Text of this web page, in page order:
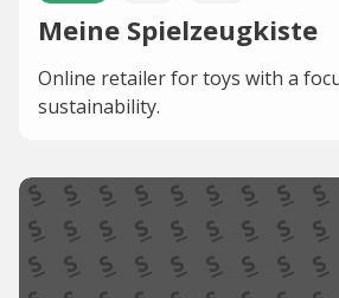
Meine Spielzeugkiste
Online retailer for toys with a
sustainability.